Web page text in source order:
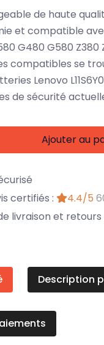
de haute
et compatible
G480 G580 Z380
compatibles se
Lenovo
de sécurité
Ajouter au
certifiés :
4.4/5
livraison et retours
Description